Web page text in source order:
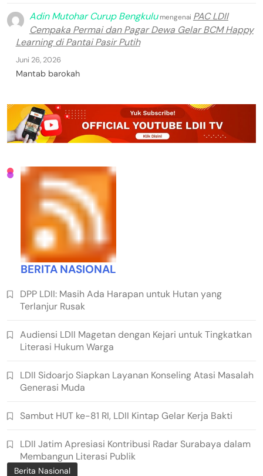
Berita Nasional
Adin Mutohar Curup Bengkulumengenai PAC LDII
Cempaka Permai dan Pagar Dewa Gelar BCM Happy
Learning di Pantai Pasir Putih
Juni 26, 2026
Mantab barokah
BERITA NASIONAL
DPP LDII: Masih Ada Harapan untuk Hutan yang
Terlanjur Rusak
Audiensi LDII Magetan dengan Kejari untuk Tingkatkan
Literasi Hukum Warga
LDII Sidoarjo Siapkan Layanan Konseling Atasi Masalah
Generasi Muda
Sambut HUT ke-81 RI, LDII Kintap Gelar Kerja Bakti
LDII Jatim Apresiasi Kontribusi Radar Surabaya dalam
Membangun Literasi Publik